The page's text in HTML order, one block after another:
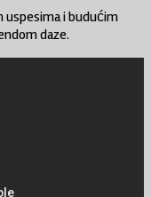
uspesima i budućim
daze.